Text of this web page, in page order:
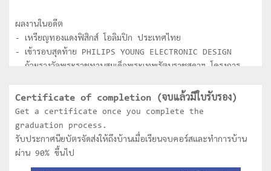
ผลงานในอดีต
- เหรียญทองแดงฟิสิกส์ โอลิมปิก ประเทศไทย
- เข้ารอบสุดท้าย PHILIPS YOUNG ELECTRONIC DESIGN
- ถ้วยรางวัลพระราชทานสมเด็จพระเทพรัตนราชสุดาฯ โครงการ
- ชนะเลิศการประกวด Software ของ Thailand
Information technology Agency (TITA) ระดับ
อุดมศึกษา
- ได้รับคัดเลือกเป็นตัวแทนประเทศไทยเข้าร่วมการแข่งขัน Asia
Pacific Information Technology (APITA) ที่ประเทศ
Certificate of completion (จบแล้วมีใบรับรอง)
Get a certificate once you complete the
graduation process.
รับประกาศนียบัตรจัดส่งให้ถึงบ้านเมื่อเรียนจบคอร์สและทำการบ้าน
ผ่าน 90% ขึ้นไป